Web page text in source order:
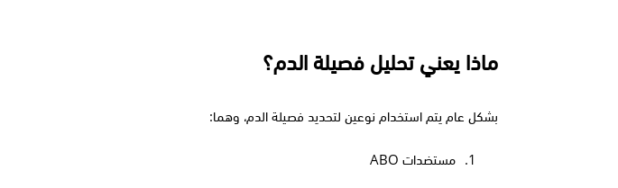
ماذا يعني تحليل فصيلة الدم؟
بشكل عام يتم استخدام نوعين لتحديد فصيلة الدم، وهما:
1. مستضدات ABO